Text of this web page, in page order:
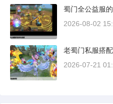
蜀门全公益服
2026-08-02
老蜀门私服搭配
2026-07-21